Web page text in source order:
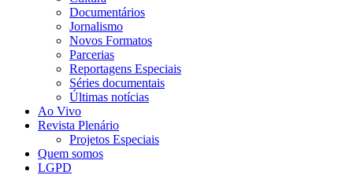
Documentários
Jornalismo
Novos Formatos
Parcerias
Reportagens Especiais
Séries documentais
Últimas notícias
Ao Vivo
Revista Plenário
Projetos Especiais
Quem somos
LGPD